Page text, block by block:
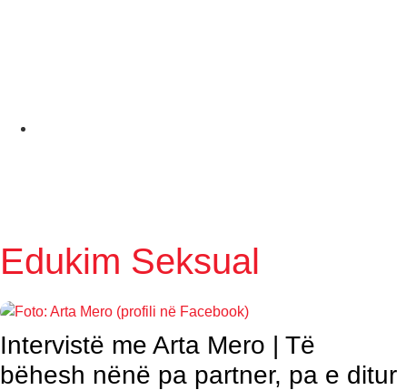
Edukim Seksual
Intervistë me Arta Mero | Të
bëhesh nënë pa partner, pa e ditur